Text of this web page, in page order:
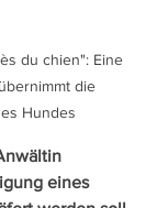
du chien": Eine
die
Hundes
eines